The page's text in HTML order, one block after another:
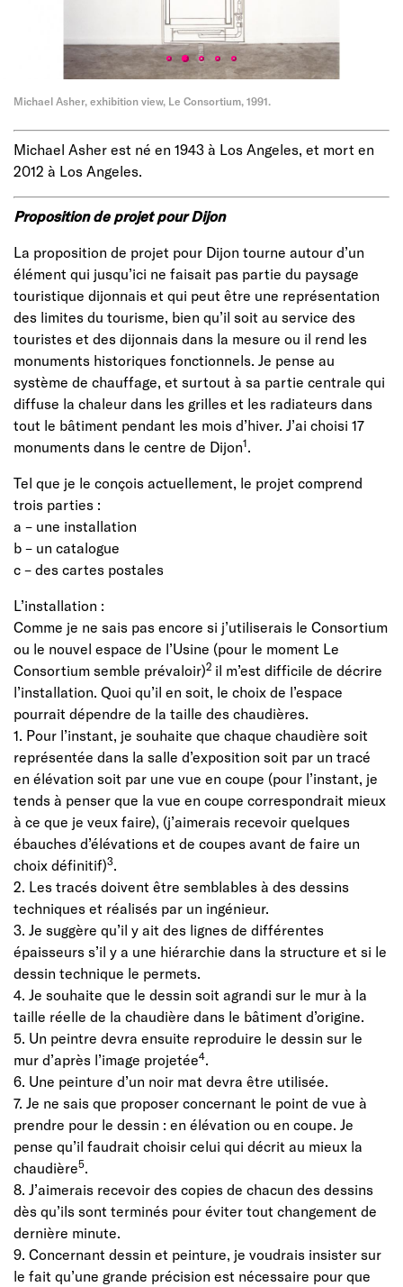
Michael Asher, exhibition view, Le Consortium, 1991.
Michael Asher est né en 1943 à Los Angeles, et mort en
2012 à Los Angeles.
Proposition de projet pour Dijon
La proposition de projet pour Dijon tourne autour d’un
élément qui jusqu’ici ne faisait pas partie du paysage
touristique dijonnais et qui peut être une représentation
des limites du tourisme, bien qu’il soit au service des
touristes et des dijonnais dans la mesure ou il rend les
monuments historiques fonctionnels. Je pense au
système de chauffage, et surtout à sa partie centrale qui
diffuse la chaleur dans les grilles et les radiateurs dans
tout le bâtiment pendant les mois d’hiver. J’ai choisi 17
monuments dans le centre de Dijon1.
Tel que je le conçois actuellement, le projet comprend
trois parties :
a – une installation
b – un catalogue
c – des cartes postales
L’installation :
Comme je ne sais pas encore si j’utiliserais le Consortium
ou le nouvel espace de l’Usine (pour le moment Le
Consortium semble prévaloir)2 il m’est difficile de décrire
l’installation. Quoi qu’il en soit, le choix de l’espace
pourrait dépendre de la taille des chaudières.
1. Pour l’instant, je souhaite que chaque chaudière soit
représentée dans la salle d’exposition soit par un tracé
en élévation soit par une vue en coupe (pour l’instant, je
tends à penser que la vue en coupe correspondrait mieux
à ce que je veux faire), (j’aimerais recevoir quelques
ébauches d’élévations et de coupes avant de faire un
choix définitif)3.
2. Les tracés doivent être semblables à des dessins
techniques et réalisés par un ingénieur.
3. Je suggère qu’il y ait des lignes de différentes
épaisseurs s’il y a une hiérarchie dans la structure et si le
dessin technique le permets.
4. Je souhaite que le dessin soit agrandi sur le mur à la
taille réelle de la chaudière dans le bâtiment d’origine.
5. Un peintre devra ensuite reproduire le dessin sur le
mur d’après l’image projetée4.
6. Une peinture d’un noir mat devra être utilisée.
7. Je ne sais que proposer concernant le point de vue à
prendre pour le dessin : en élévation ou en coupe. Je
pense qu’il faudrait choisir celui qui décrit au mieux la
chaudière5.
8. J’aimerais recevoir des copies de chacun des dessins
dès qu’ils sont terminés pour éviter tout changement de
dernière minute.
9. Concernant dessin et peinture, je voudrais insister sur
le fait qu’une grande précision est nécessaire pour que